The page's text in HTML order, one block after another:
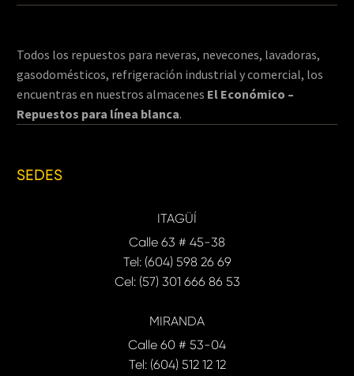
Todos los repuestos para neveras, nevecones, lavadoras,
gasodomésticos, refrigeración industrial y comercial, los
encuentras en nuestros almacenes El Económico –
Repuestos para línea blanca.
SEDES
ITAGÜÍ
Calle 63 # 45-38
Tel: (604) 598 26 69
Cel: (57) 301 666 86 53
MIRANDA
Calle 60 # 53-04
Tel: (604) 512 12 12